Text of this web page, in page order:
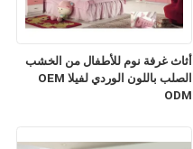
أثاث غرفة نوم للأطفال من الخشب
الصلب باللون الوردي لفيلا OEM
ODM